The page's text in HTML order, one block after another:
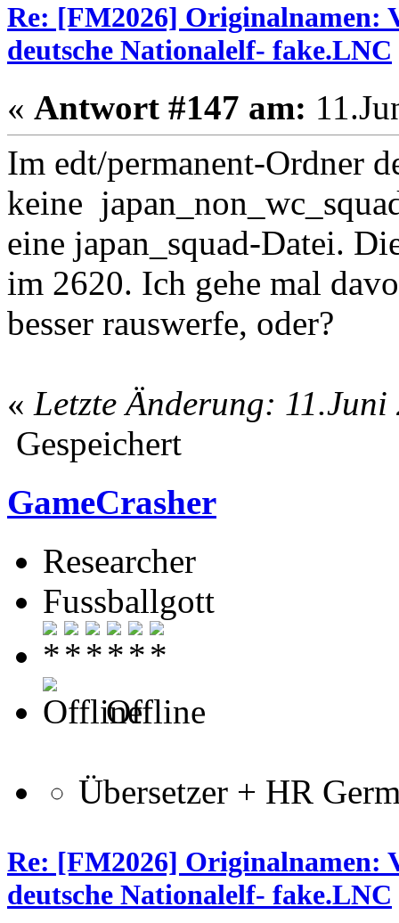
Re: [FM2026] Originalnamen:
deutsche Nationalelf- fake.LNC
« Antwort #147 am:
Im edt/permanent-Ordner
keine
eine japan_squad-Datei.
im 2620. Ich gehe mal
besser rauswerfe, oder?
« Letzte Änderung:
Gespeichert
GameCrasher
Researcher
Fussballgott
Offline
Übersetzer + HR
Re: [FM2026] Originalnamen:
deutsche Nationalelf- fake.LNC